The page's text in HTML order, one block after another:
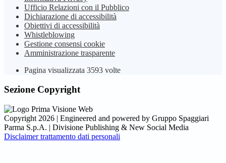
Ufficio Relazioni con il Pubblico
Dichiarazione di accessibilità
Obiettivi di accessibilità
Whistleblowing
Gestione consensi cookie
Amministrazione trasparente
Pagina visualizzata 3593 volte
Sezione Copyright
Copyright 2026 | Engineered and powered by Gruppo Spaggiari
Parma S.p.A. | Divisione Publishing & New Social Media
Disclaimer trattamento dati personali